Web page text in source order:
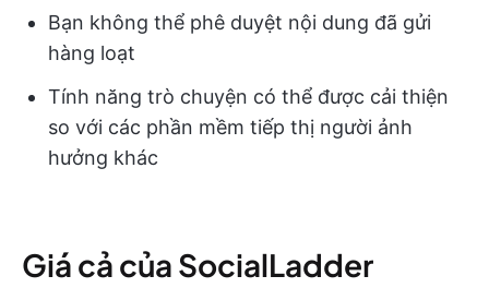
Bạn không thể phê duyệt nội dung đã gửi
hàng loạt
Tính năng trò chuyện có thể được cải thiện
so với các phần mềm tiếp thị người ảnh
hưởng khác
Giá cả của SocialLadder